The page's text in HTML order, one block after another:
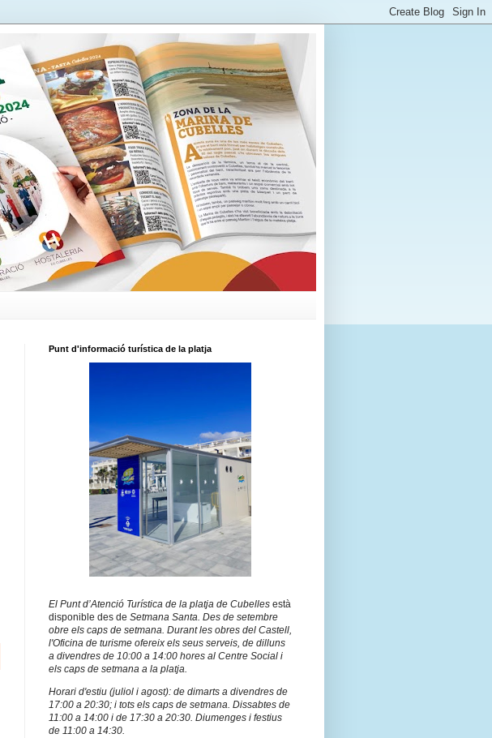
Punt d'informació turística de la platja
El Punt d’Atenció Turística de la platja de Cubelles està
disponible des de Setmana Santa. Des de setembre
obre els caps de setmana. Durant les obres del Castell,
l'Oficina de turisme ofereix els seus serveis, de dilluns
a divendres de 10:00 a 14:00 hores al Centre Social i
els caps de setmana a la platja.
Horari d'estiu (juliol i agost): de dimarts a divendres de
17:00 a 20:30; i tots els caps de setmana. Dissabtes de
11:00 a 14:00 i de 17:30 a 20:30. Diumenges i festius
de 11:00 a 14:30.